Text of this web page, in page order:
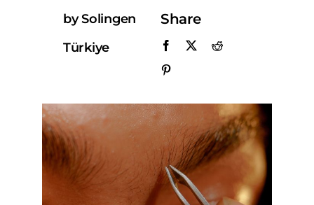
BAYİLİK BAŞVURUSU
by Solingen
Türkiye
Share